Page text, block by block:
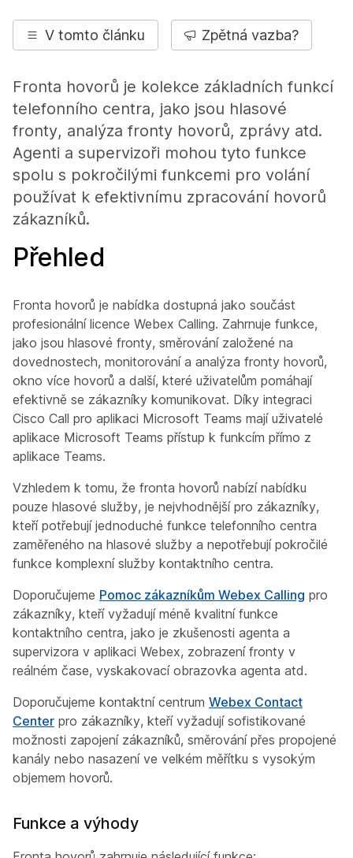
V tomto článku Zpětná vazba?
Fronta hovorů je kolekce základních funkcí
telefonního centra, jako jsou hlasové
fronty, analýza fronty hovorů, zprávy atd.
Agenti a supervizoři mohou tyto funkce
spolu s pokročilými funkcemi pro volání
používat k efektivnímu zpracování hovorů
zákazníků.
Přehled
Fronta hovorů je nabídka dostupná jako součást
profesionální licence Webex Calling. Zahrnuje funkce,
jako jsou hlasové fronty, směrování založené na
dovednostech, monitorování a analýza fronty hovorů,
okno více hovorů a další, které uživatelům pomáhají
efektivně se zákazníky komunikovat. Díky integraci
Cisco Call pro aplikaci Microsoft Teams mají uživatelé
aplikace Microsoft Teams přístup k funkcím přímo z
aplikace Teams.
Vzhledem k tomu, že fronta hovorů nabízí nabídku
pouze hlasové služby, je nejvhodnější pro zákazníky,
kteří potřebují jednoduché funkce telefonního centra
zaměřeného na hlasové služby a nepotřebují pokročilé
funkce komplexní služby kontaktního centra.
Doporučujeme Pomoc zákazníkům Webex Calling pro
zákazníky, kteří vyžadují méně kvalitní funkce
kontaktního centra, jako je zkušenosti agenta a
supervizora v aplikaci Webex, zobrazení fronty v
reálném čase, vyskakovací obrazovka agenta atd.
Doporučujeme kontaktní centrum Webex Contact
Center pro zákazníky, kteří vyžadují sofistikované
možnosti zapojení zákazníků, směrování přes propojené
kanály nebo nasazení ve velkém měřítku s vysokým
objemem hovorů.
Funkce a výhody